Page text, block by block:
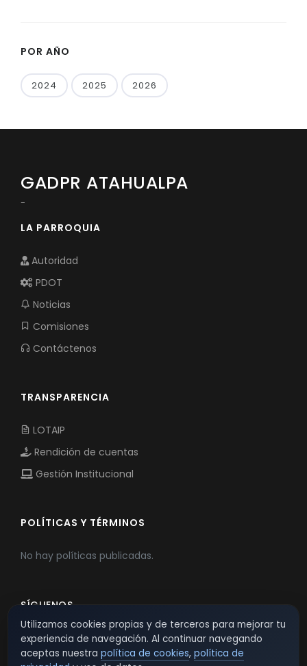
POR AÑO
2024 2025 2026
GADPR ATAHUALPA
-
LA PARROQUIA
Autoridad
PDOT
Noticias
Comisiones
Contáctenos
TRANSPARENCIA
LOTAIP
Rendición de cuentas
Gestión Institucional
POLÍTICAS Y TÉRMINOS
No hay políticas publicadas.
SÍGUENOS
Utilizamos cookies propias y de terceros para mejorar tu
experiencia de navegación. Al continuar navegando
aceptas nuestra política de cookies, política de